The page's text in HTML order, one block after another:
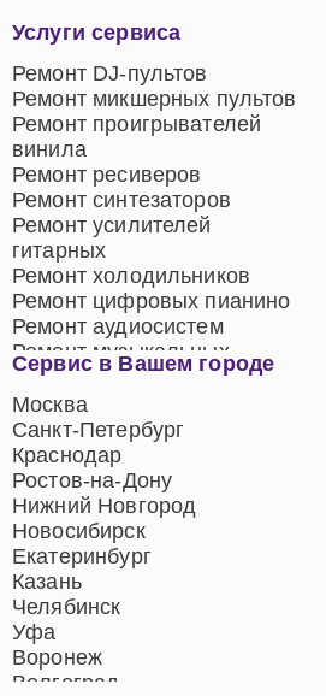
Сервис в Вашем городе
Москва
Санкт-Петербург
Краснодар
Ростов-на-Дону
Нижний Новгород
Новосибирск
Екатеринбург
Казань
Челябинск
Уфа
Воронеж
Волгоград
Услуги сервиса
Ремонт DJ-пультов
Ремонт микшерных пультов
Ремонт проигрывателей
винила
Ремонт ресиверов
Ремонт синтезаторов
Ремонт усилителей
гитарных
Ремонт холодильников
Ремонт цифровых пианино
Ремонт аудиосистем
Ремонт музыкальных
центров
Ремонт домашних
кинотеатров
Ремонт микрофонов
Ремонт акустических
систем